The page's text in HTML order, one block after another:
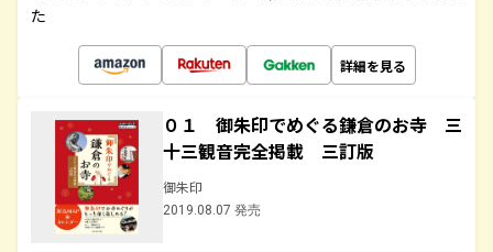
た
詳細を見る
０１ 御朱印でめぐる鎌倉のお寺 三
十三観音完全掲載 三訂版
御朱印
2019.08.07 発売